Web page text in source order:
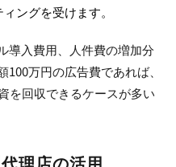
ングを受けます。
導入費用、人件費の増加分
万円の広告費であれば、
を回収できるケースが多い